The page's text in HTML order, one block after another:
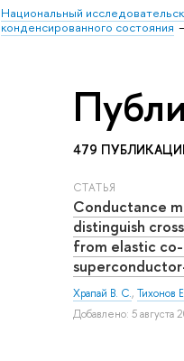
Национальный
конденсированного состояния
479
СТАТЬЯ
Conductance
distinguish
from elastic
Храпай В. С., Тихонов
Добавлено: 5 августа